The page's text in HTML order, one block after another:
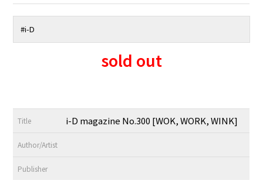
#i-D
sold out
Title i-D magazine No.300 [WOK, WORK, WINK]
Author/Artist
Publisher